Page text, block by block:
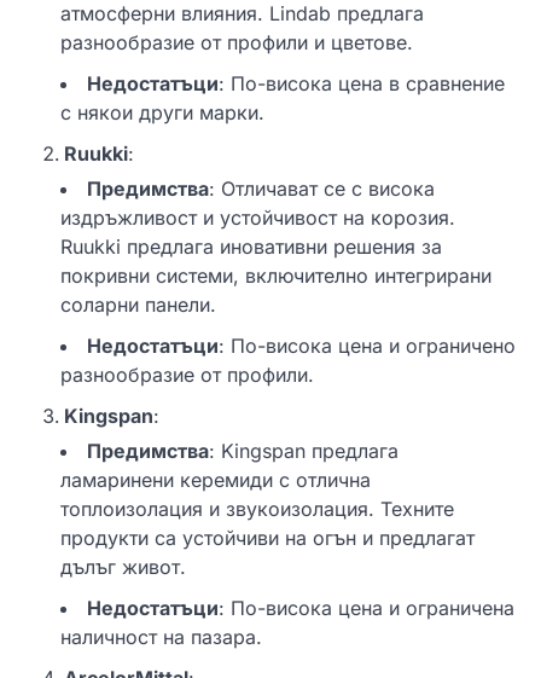
атмосферни влияния. Lindab предлага
разнообразие от профили и цветове.
Недостатъци: По-висока цена в сравнение
с някои други марки.
Ruukki:
Предимства: Отличават се с висока
издръжливост и устойчивост на корозия.
Ruukki предлага иновативни решения за
покривни системи, включително интегрирани
соларни панели.
Недостатъци: По-висока цена и ограничено
разнообразие от профили.
Kingspan:
Предимства: Kingspan предлага
ламаринени керемиди с отлична
топлоизолация и звукоизолация. Техните
продукти са устойчиви на огън и предлагат
дълъг живот.
Недостатъци: По-висока цена и ограничена
наличност на пазара.